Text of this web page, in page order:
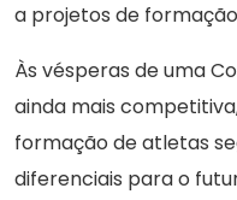
a projetos de
Às vésperas de uma
ainda mais
formação de atletas
diferenciais para o